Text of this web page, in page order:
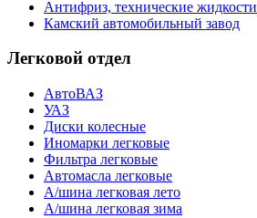
Антифриз, технические жидкости
Камский автомобильный завод
Легковой отдел
АвтоВАЗ
УАЗ
Диски колесные
Иномарки легковые
Фильтра легковые
Автомасла легковые
А/шина легковая лето
А/шина легковая зима